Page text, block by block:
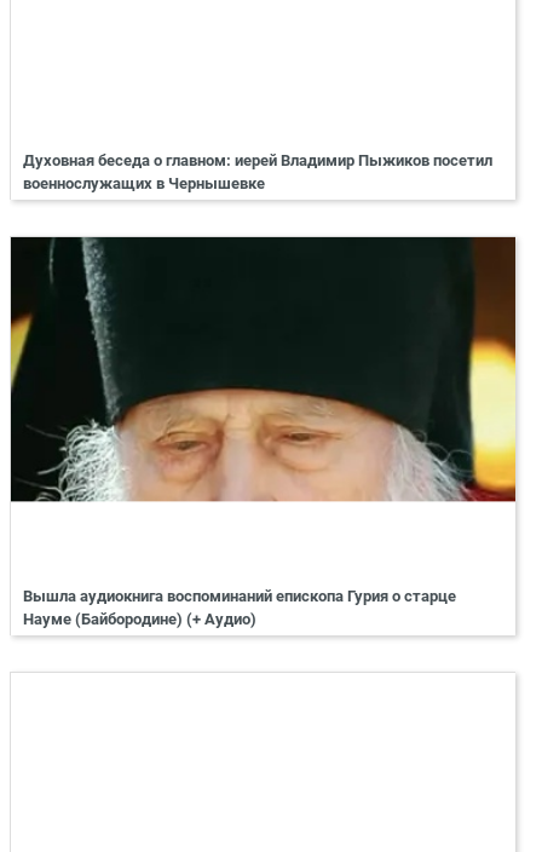
Духовная беседа о главном: иерей Владимир Пыжиков посетил
военнослужащих в Чернышевке
Вышла аудиокнига воспоминаний епископа Гурия о старце
Науме (Байбородине) (+ Аудио)